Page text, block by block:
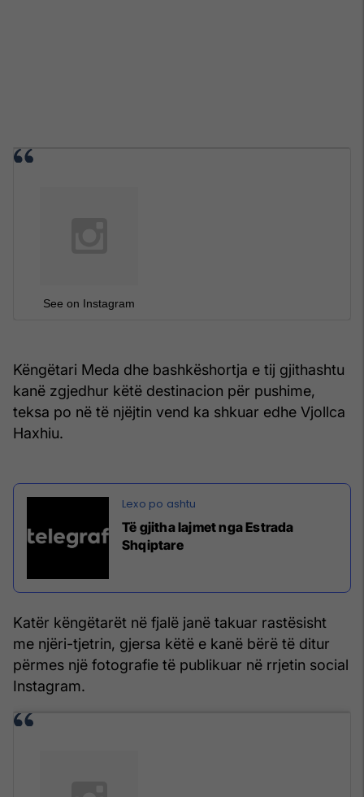
See on Instagram
Këngëtari Meda dhe bashkëshortja e tij gjithashtu
kanë zgjedhur këtë destinacion për pushime,
teksa po në të njëjtin vend ka shkuar edhe Vjollca
Haxhiu.
Të gjitha lajmet nga Estrada
Shqiptare
Katër këngëtarët në fjalë janë takuar rastësisht
me njëri-tjetrin, gjersa këtë e kanë bërë të ditur
përmes një fotografie të publikuar në rrjetin social
Instagram.